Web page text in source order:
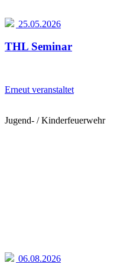
25.05.2026
THL Seminar
Erneut veranstaltet
Jugend- / Kinderfeuerwehr
06.08.2026